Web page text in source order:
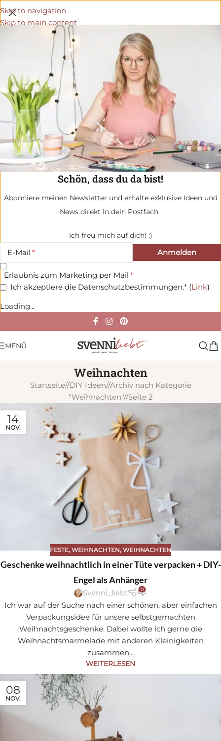
Schön, dass du da bist!
Abonniere meinen Newsletter und erhalte exklusive Ideen und
News direkt in dein Postfach.
Ich freu mich auf dich! :)
E-Mail
Erlaubnis zum Marketing per Mail
Ich akzeptiere die Datenschutzbestimmungen.* (Link)
Loading...
Skip to navigation
Skip to main content
MENÜ
Weihnachten
Startseite/ DIY Ideen/ Archiv nach Kategorie
"Weihnachten"/ Seite 2
14
NOV.
FESTE, WEIHNACHTEN, WEIHNACHTEN
Geschenke weihnachtlich in einer Tüte verpacken + DIY-
Engel als Anhänger
Svenni_liebt 0
Ich war auf der Suche nach einer schönen, aber einfachen
Verpackungsidee für unsere selbstgemachten
Weihnachtsgeschenke. Dabei wollte ich gerne die
Weihnachtsmarmelade mit anderen Kleinigkeiten
zusammen...
WEITERLESEN
08
NOV.